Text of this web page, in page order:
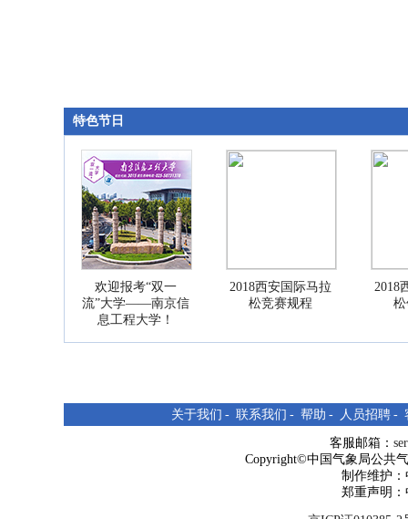
特色节日
欢迎报考“双一
流”大学——南京信
息工程大学！
2018西安国际马拉
松竞赛规程
2018
关于我们 - 联系我们 - 帮助 - 人员招聘 -
客服邮箱：
Copyright©中国气象局公共
制作维护
郑重声明